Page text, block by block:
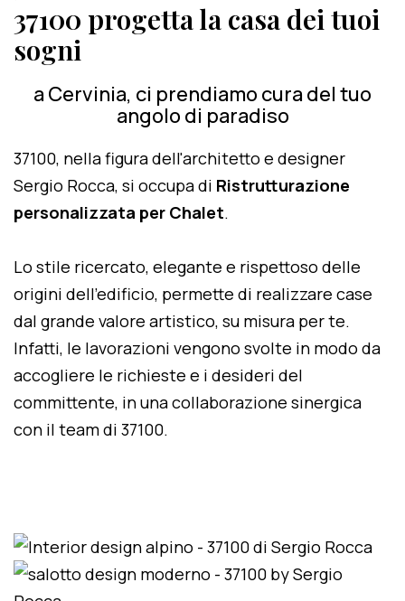
37100 progetta la casa dei tuoi
sogni
a Cervinia, ci prendiamo cura del tuo
angolo di paradiso
37100, nella figura dell'architetto e designer
Sergio Rocca, si occupa di Ristrutturazione
personalizzata per Chalet.
Lo stile ricercato, elegante e rispettoso delle
origini dell'edificio, permette di realizzare case
dal grande valore artistico, su misura per te.
Infatti, le lavorazioni vengono svolte in modo da
accogliere le richieste e i desideri del
committente, in una collaborazione sinergica
con il team di 37100.